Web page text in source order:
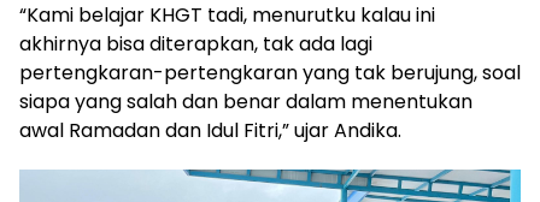
“Kami belajar KHGT tadi, menurutku kalau ini
akhirnya bisa diterapkan, tak ada lagi
pertengkaran-pertengkaran yang tak berujung, soal
siapa yang salah dan benar dalam menentukan
awal Ramadan dan Idul Fitri,” ujar Andika.